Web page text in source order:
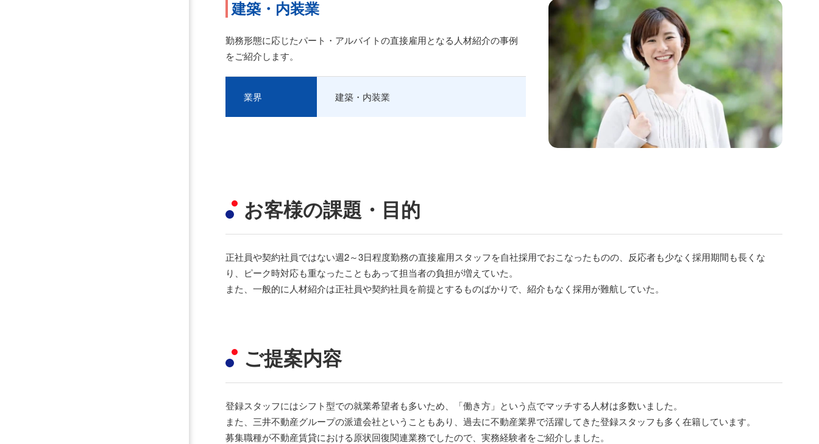
建築・内装業
勤務形態に応じたパート・アルバイトの直接雇用となる人材紹介の事例
をご紹介します。
業界 建築・内装業
お客様の課題・目的
正社員や契約社員ではない週2～3日程度勤務の直接雇用スタッフを自社採用でおこなったものの、反応者も少なく採用期間も長くな
り、ピーク時対応も重なったこともあって担当者の負担が増えていた。
また、一般的に人材紹介は正社員や契約社員を前提とするものばかりで、紹介もなく採用が難航していた。
ご提案内容
登録スタッフにはシフト型での就業希望者も多いため、「働き方」という点でマッチする人材は多数いました。
また、三井不動産グループの派遣会社ということもあり、過去に不動産業界で活躍してきた登録スタッフも多く在籍しています。
募集職種が不動産賃貸における原状回復関連業務でしたので、実務経験者をご紹介しました。